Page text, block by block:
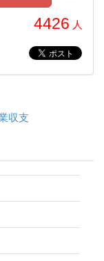
4426 人
収支